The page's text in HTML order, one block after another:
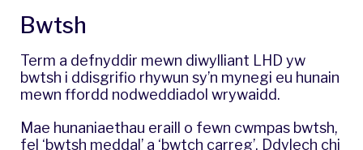
Bwtsh
Term a defnyddir mewn diwylliant LHD yw
bwtsh i ddisgrifio rhywun sy’n mynegi eu hunain
mewn ffordd nodweddiadol wrywaidd.
Mae hunaniaethau eraill o fewn cwmpas bwtsh,
fel ‘bwtsh meddal’ a ‘bwtch carreg’. Ddylech chi